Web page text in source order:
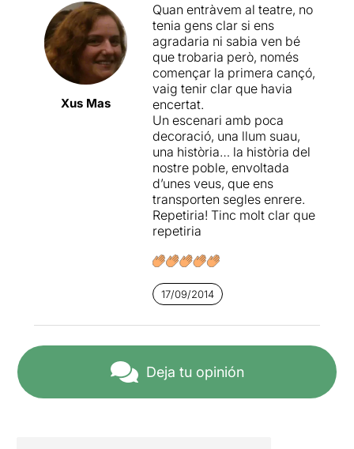
Xus Mas
Quan entràvem al teatre, no
tenia gens clar si ens
agradaria ni sabia ven bé
que trobaria però, només
començar la primera cançó,
vaig tenir clar que havia
encertat.
Un escenari amb poca
decoració, una llum suau,
una història… la història del
nostre poble, envoltada
d’unes veus, que ens
transporten segles enrere.
Repetiria! Tinc molt clar que
repetiria
17/09/2014
Deja tu opinión